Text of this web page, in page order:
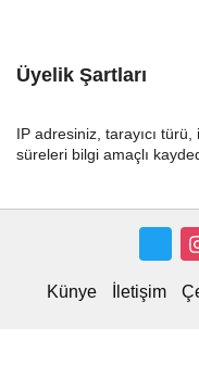
Üyelik Şartları
IP adresiniz, tarayıcı
süreleri bilgi amaçlı
Künye İletişim